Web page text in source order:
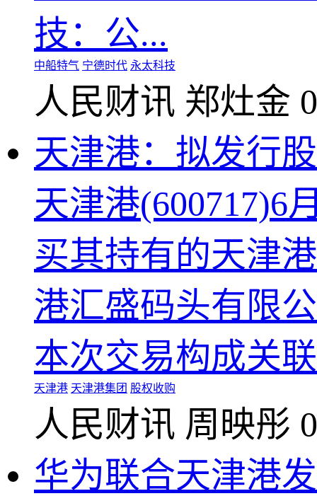
技：公...
中船特气 宁德时代 永太科技
人民财讯 郑灶金
天津港：拟发行
天津港(600717)6
买其持有的天津
港汇盛码头有限
本次交易构成关
天津港 天津港集团 股权收购
人民财讯 周映彤
华为联合天津港